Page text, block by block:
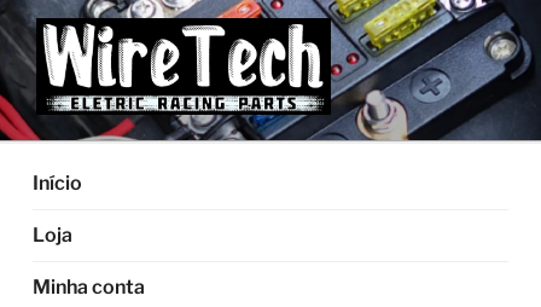
Pular
para
o
conteúdo
Início
Loja
Minha conta